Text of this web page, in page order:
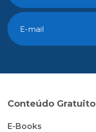
Conteúdo Gratuito
E-Books